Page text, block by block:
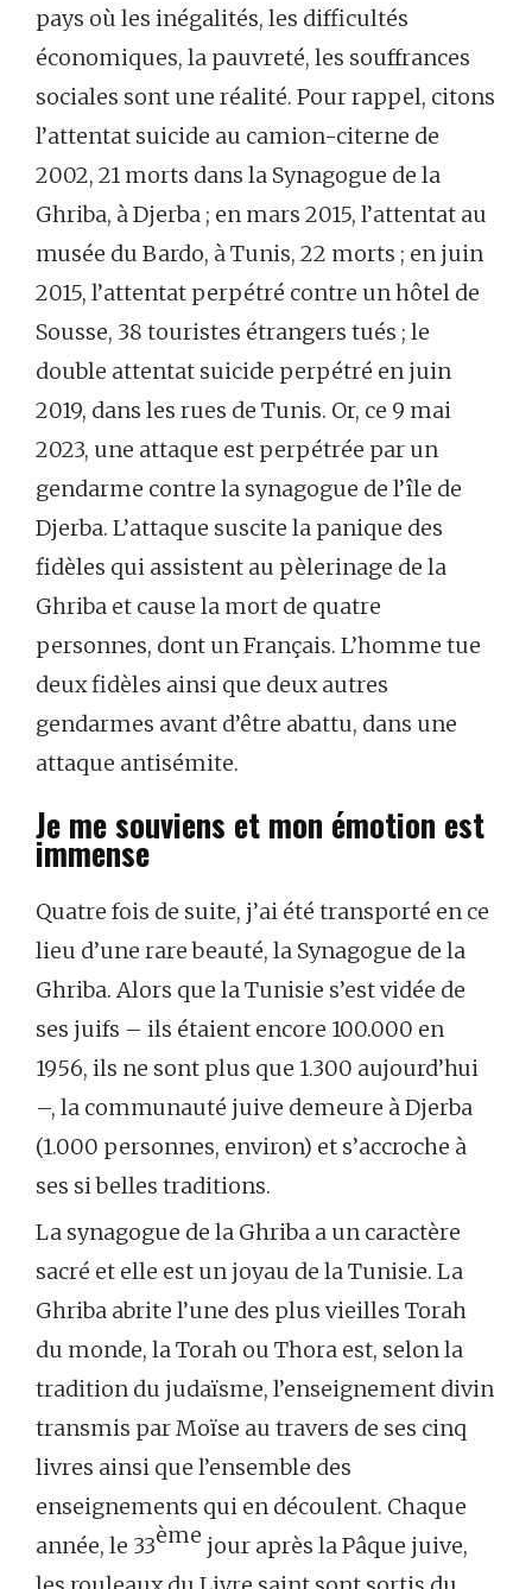
pays où les inégalités, les difficultés
économiques, la pauvreté, les souffrances
sociales sont une réalité. Pour rappel, citons
l’attentat suicide au camion-citerne de
2002, 21 morts dans la Synagogue de la
Ghriba, à Djerba ; en mars 2015, l’attentat au
musée du Bardo, à Tunis, 22 morts ; en juin
2015, l’attentat perpétré contre un hôtel de
Sousse, 38 touristes étrangers tués ; le
double attentat suicide perpétré en juin
2019, dans les rues de Tunis. Or, ce 9 mai
2023, une attaque est perpétrée par un
gendarme contre la synagogue de l’île de
Djerba. L’attaque suscite la panique des
fidèles qui assistent au pèlerinage de la
Ghriba et cause la mort de quatre
personnes, dont un Français. L’homme tue
deux fidèles ainsi que deux autres
gendarmes avant d’être abattu, dans une
attaque antisémite.
Je me souviens et mon émotion est
immense
Quatre fois de suite, j’ai été transporté en ce
lieu d’une rare beauté, la Synagogue de la
Ghriba. Alors que la Tunisie s’est vidée de
ses juifs – ils étaient encore 100.000 en
1956, ils ne sont plus que 1.300 aujourd’hui
–, la communauté juive demeure à Djerba
(1.000 personnes, environ) et s’accroche à
ses si belles traditions.
La synagogue de la Ghriba a un caractère
sacré et elle est un joyau de la Tunisie. La
Ghriba abrite l’une des plus vieilles Torah
du monde, la Torah ou Thora est, selon la
tradition du judaïsme, l’enseignement divin
transmis par Moïse au travers de ses cinq
livres ainsi que l’ensemble des
enseignements qui en découlent. Chaque
année, le 33ème jour après la Pâque juive,